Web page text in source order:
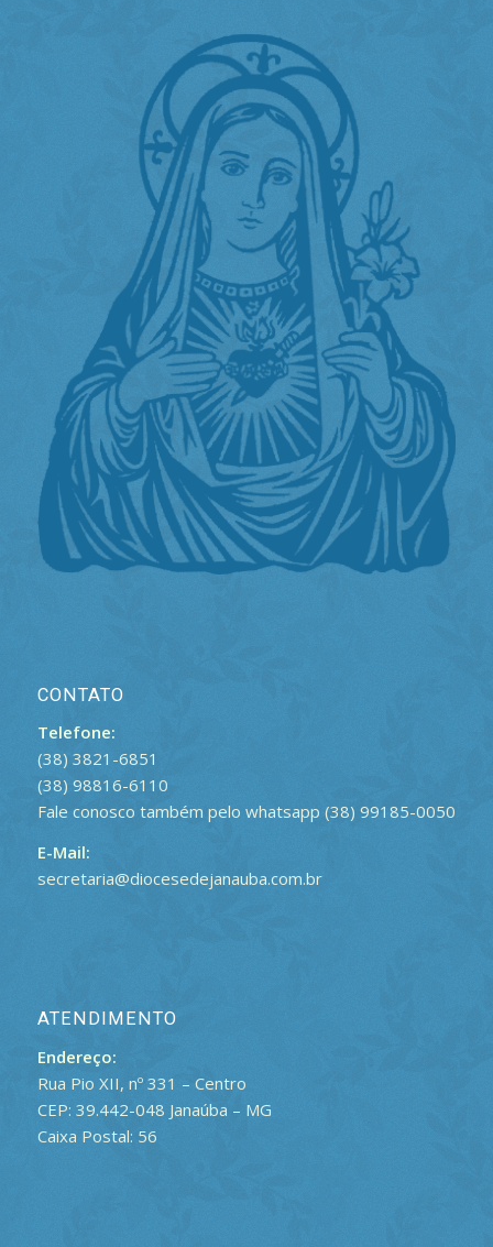
CONTATO
Telefone:
(38) 3821-6851
(38) 98816-6110
Fale conosco também pelo whatsapp (38) 99185-0050
E-Mail:
secretaria@diocesedejanauba.com.br
ATENDIMENTO
Endereço:
Rua Pio XII, nº 331 – Centro
CEP: 39.442-048 Janaúba – MG
Caixa Postal: 56